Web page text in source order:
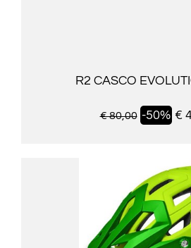
R2 CASCO
€ 80,00 -50% €